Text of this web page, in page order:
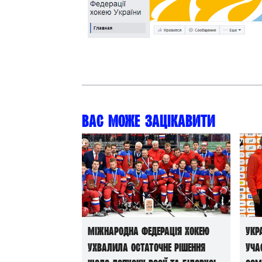
Вас може зацікавити
Міжнародна федерація хокею
ухвалила остаточне рішення